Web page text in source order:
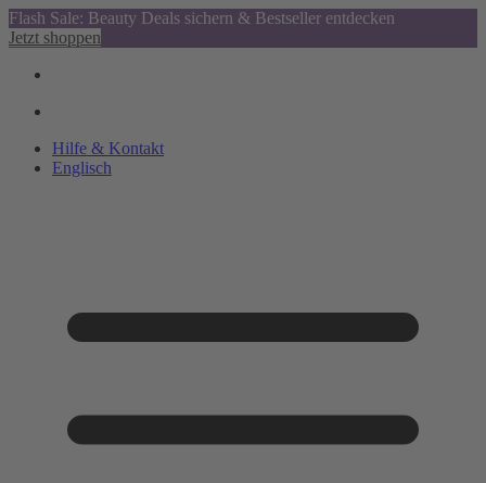
Flash Sale: Beauty Deals sichern & Bestseller entdecken
Jetzt shoppen
Hilfe & Kontakt
Englisch